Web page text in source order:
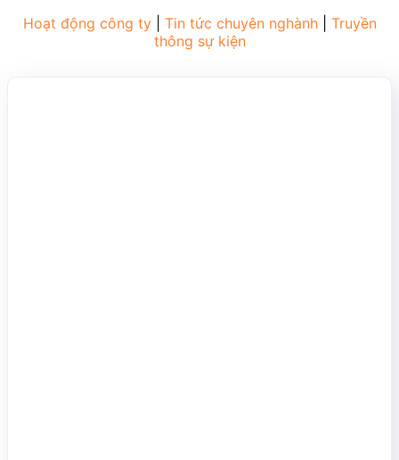
Hoạt động công ty| Tin tức chuyên nghành| Truyền
thông sự kiện